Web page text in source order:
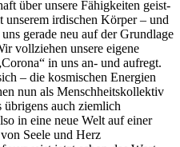
über unsere Fähigkeiten geist-
irdischen Körper – und
gerade neu auf der Grundlage
vollziehen unsere eigene
in uns an- und aufregt.
– die kosmischen Energien
nun als Menschheitskollektiv
übrigens auch ziemlich
in eine neue Welt auf einer
Seele und Herz